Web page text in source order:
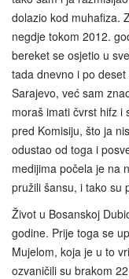
dolazio kod muhafiza.
negdje tokom 2012.
bereket se osjetio u
tada dnevno i po
Sarajevo, već sam
moraš imati čvrst hifz i
pred Komisiju, što ja
odustao od toga i
medijima počela je na
pružili šansu, i tako su
Život u Bosanskoj
godine. Prije toga se
Mujelom, koja je u to
ozvaničili su brakom